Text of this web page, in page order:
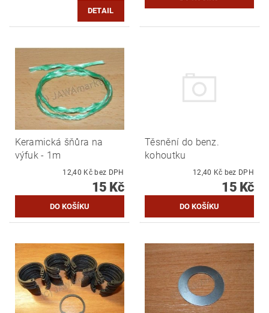
DETAIL
Keramická šňůra na
výfuk - 1m
12,40 Kč bez DPH
15 Kč
Těsnění do benz.
kohoutku
12,40 Kč bez DPH
15 Kč